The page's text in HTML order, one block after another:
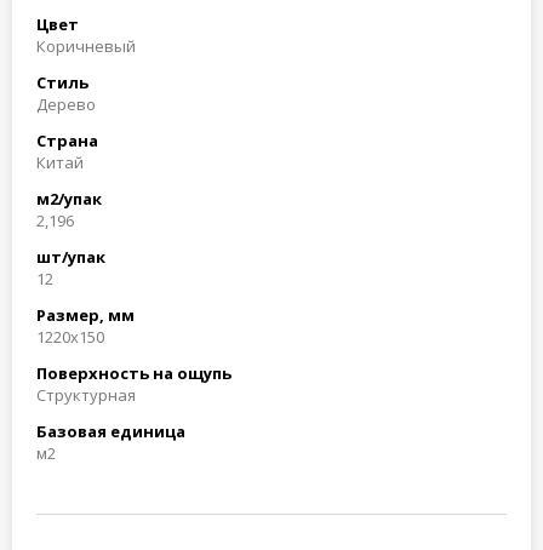
Цвет
Коричневый
Стиль
Дерево
Страна
Китай
м2/упак
2,196
шт/упак
12
Размер, мм
1220x150
Поверхность на ощупь
Структурная
Базовая единица
м2